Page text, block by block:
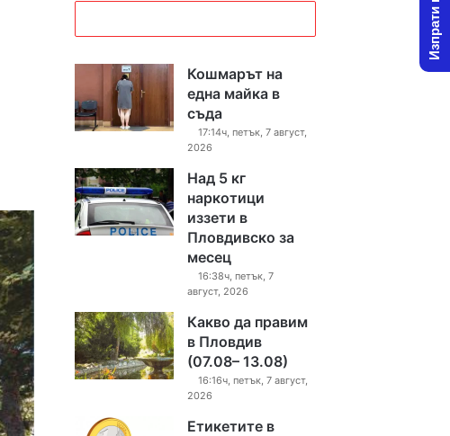
Кошмарът на
една майка в
съда
17:14ч, петък, 7 август,
2026
Над 5 кг
наркотици
иззети в
Пловдивско за
месец
16:38ч, петък, 7
август, 2026
Какво да правим
в Пловдив
(07.08– 13.08)
16:16ч, петък, 7 август,
2026
Етикетите в